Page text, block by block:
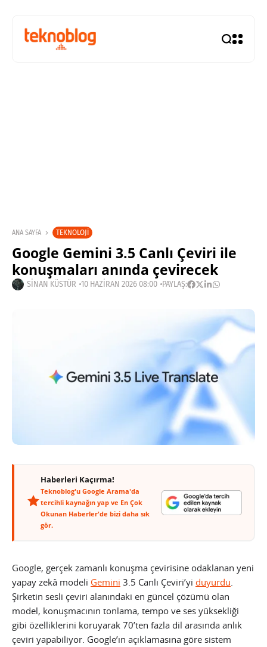
ANA SAYFA TEKNOLOJI
Google Gemini 3.5 Canlı Çeviri ile
konuşmaları anında çevirecek
SINAN KÜSTÜR 10 HAZIRAN 2026 08:00 PAYLAŞ:
Haberleri Kaçırma!
Teknoblog'u Google Arama'da
tercihli kaynağın yap ve En Çok
Okunan Haberler'de bizi daha sık
gör.
Google, gerçek zamanlı konuşma çevirisine odaklanan yeni
yapay zekâ modeli Gemini 3.5 Canlı Çeviri’yi duyurdu.
Şirketin sesli çeviri alanındaki en güncel çözümü olan
model, konuşmacının tonlama, tempo ve ses yüksekliği
gibi özelliklerini koruyarak 70’ten fazla dil arasında anlık
çeviri yapabiliyor. Google’ın açıklamasına göre sistem